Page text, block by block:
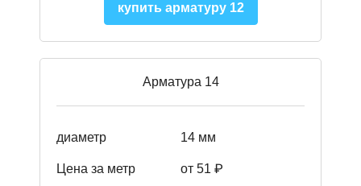
купить арматуру 12
Арматура 14
диаметр 14 мм
Цена за метр от 51 ₽